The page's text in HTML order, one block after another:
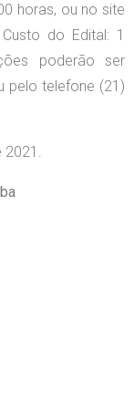
horas, ou no site
do Edital: 1
poderão ser
pelo telefone (21)
2021.